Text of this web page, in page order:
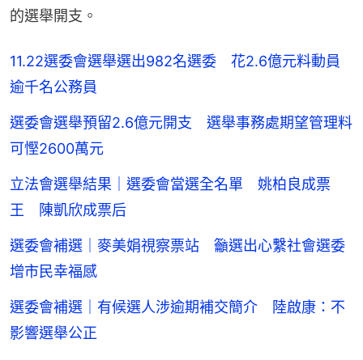
的選舉開支。
11.22選委會選舉選出982名選委 花2.6億元料動員
逾千名公務員
選委會選舉預留2.6億元開支 選舉事務處期望管理料
可慳2600萬元
立法會選舉結果｜選委會當選全名單 姚柏良成票
王 陳凱欣成票后
選委會補選｜麥美娟視察票站 籲選出心繫社會選委
增市民幸福感
選委會補選｜有候選人涉逾期補交簡介 陸啟康：不
影響選舉公正